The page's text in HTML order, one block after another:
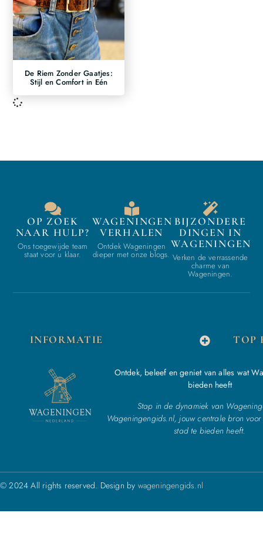
De Riem Zonder Gaatjes:
Stijl en Comfort in Eén
OP ZOEK
NAAR HULP?
Ons toegewijde team
staat voor u klaar.
WAGENINGEN
VERHALEN
Ontdek Wageningen
dieper met onze blogs.
BIJZONDERE
DINGEN IN
WAGENINGEN
Verken de verrassende
charme van
Wageningen.
INFORMATIE TOP
Ontdek, beleef en geniet van alles wat
bieden heeft
Stap in de dynamiek van
Wageningengids.nl, jouw centrale bron
stad te bieden heeft.
© 2024 All rights reserved. Design by wageningengids.nl